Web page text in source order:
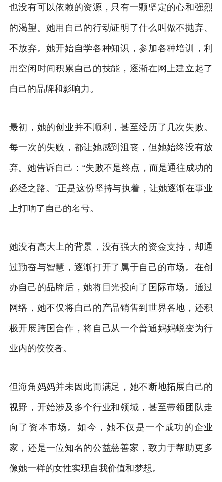
也没有可以依赖的资源，只有一颗坚定的心和强烈
的渴望。她用自己的行动证明了什么叫做不抛弃、
不放弃。她开始自学各种知识，参加各种培训，利
用空闲时间积累自己的技能，逐渐在网上建立起了
自己的品牌和影响力。
最初，她的创业并不顺利，甚至经历了几次失败。
每一次的失败，都让她感到沮丧，但她始终没有放
弃。她告诉自己：“失败不是终点，而是通往成功的
必经之路。”正是这份坚持与执着，让她逐渐在事业
上打响了自己的名号。
她没有高大上的背景，没有强大的资金支持，却通
过勤奋与智慧，逐渐打开了属于自己的市场。在创
办自己的品牌后，她将目光投向了国际市场。通过
网络，她不仅将自己的产品销售到世界各地，还积
极开展跨国合作，将自己从一个普通妈妈蜕变为行
业内的佼佼者。
但海角妈妈并未因此而满足，她不断地拓展自己的
视野，开始涉及多个行业和领域，甚至带领团队走
向了资本市场。如今，她不仅是一个成功的企业
家，还是一位知名的公益慈善家，致力于帮助更多
像她一样的女性实现自我价值和梦想。